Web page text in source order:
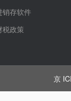
销存软件
税政策
京